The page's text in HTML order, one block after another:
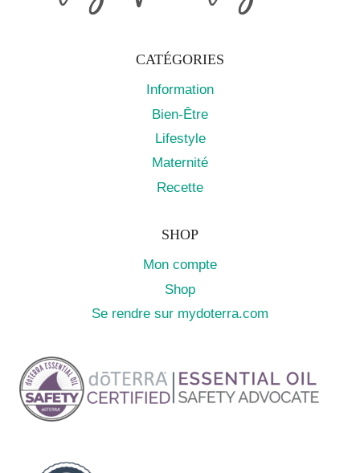
CATÉGORIES
Information
Bien-Être
Lifestyle
Maternité
Recette
SHOP
Mon compte
Shop
Se rendre sur mydoterra.com